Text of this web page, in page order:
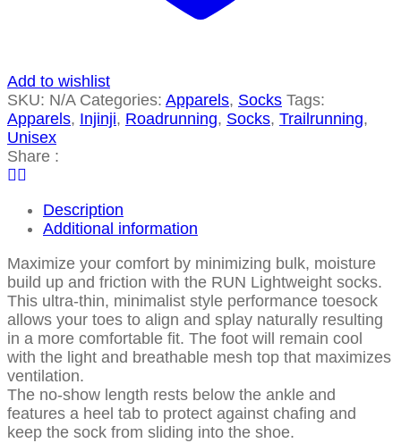
Add to wishlist
SKU: N/A Categories: Apparels, Socks Tags:
Apparels, Injinji, Roadrunning, Socks, Trailrunning,
Unisex
Share :
Description
Additional information
Maximize your comfort by minimizing bulk, moisture
build up and friction with the RUN Lightweight socks.
This ultra-thin, minimalist style performance toesock
allows your toes to align and splay naturally resulting
in a more comfortable fit. The foot will remain cool
with the light and breathable mesh top that maximizes
ventilation.
The no-show length rests below the ankle and
features a heel tab to protect against chafing and
keep the sock from sliding into the shoe.